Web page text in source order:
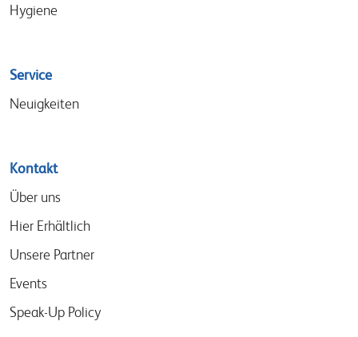
Hygiene
Service
Neuigkeiten
Kontakt
Über uns
Hier Erhältlich
Unsere Partner
Events
Speak-Up Policy